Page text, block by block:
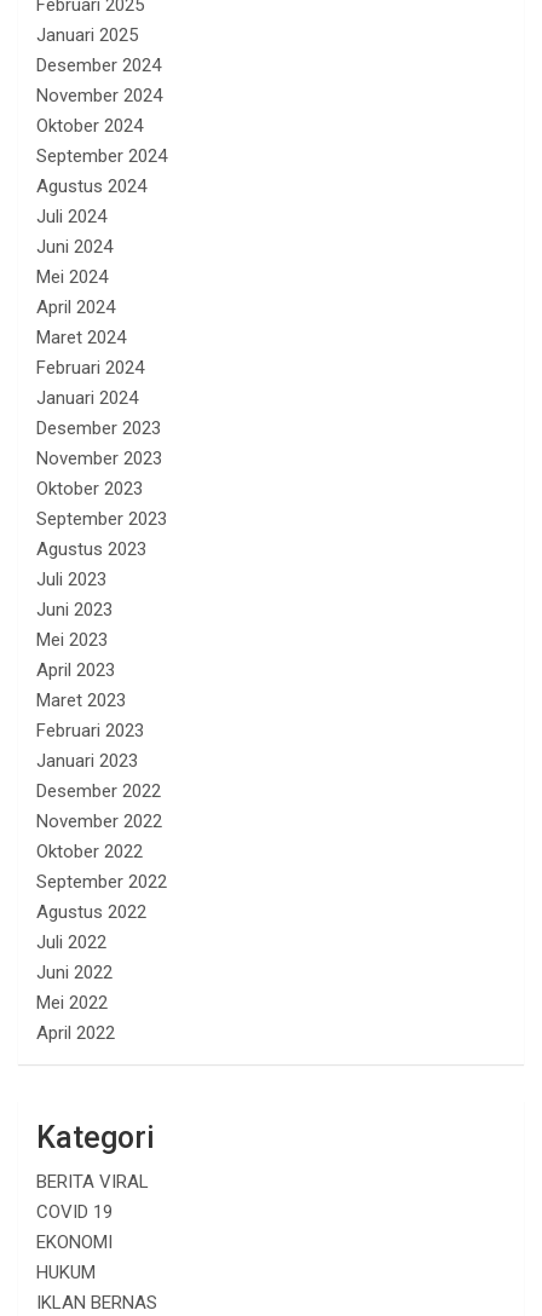
Februari 2025
Januari 2025
Desember 2024
November 2024
Oktober 2024
September 2024
Agustus 2024
Juli 2024
Juni 2024
Mei 2024
April 2024
Maret 2024
Februari 2024
Januari 2024
Desember 2023
November 2023
Oktober 2023
September 2023
Agustus 2023
Juli 2023
Juni 2023
Mei 2023
April 2023
Maret 2023
Februari 2023
Januari 2023
Desember 2022
November 2022
Oktober 2022
September 2022
Agustus 2022
Juli 2022
Juni 2022
Mei 2022
April 2022
Kategori
BERITA VIRAL
COVID 19
EKONOMI
HUKUM
IKLAN BERNAS